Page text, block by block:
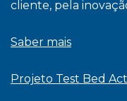
cliente, pela
Saber mais
Projeto Test Bed